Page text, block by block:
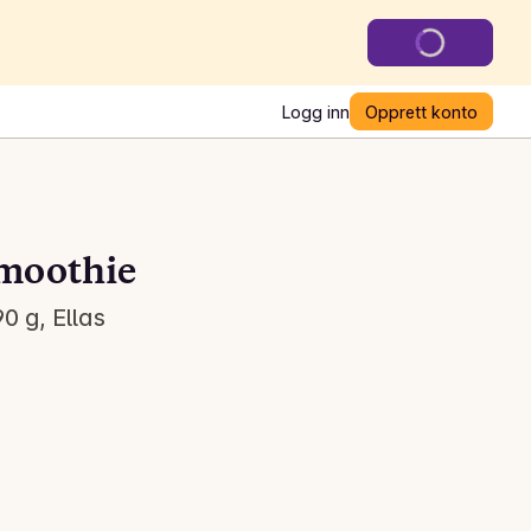
Logg inn Opprett konto
g, Ellas